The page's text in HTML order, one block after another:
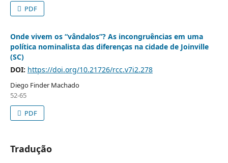
PDF
Onde vivem os “vândalos”? As incongruências em uma
política nominalista das diferenças na cidade de Joinville
(SC)
DOI: https://doi.org/10.21726/rcc.v7i2.278
Diego Finder Machado
52-65
PDF
Tradução